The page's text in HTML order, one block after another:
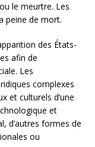
le meurtre. Les
peine de mort.
des États-
afin de
Les
complexes
et culturels d’une
et
d’autres formes de
ou